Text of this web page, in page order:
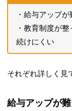
給与アップが
教育制度が整
続けにくい
それぞれ詳しく見
給与アップが